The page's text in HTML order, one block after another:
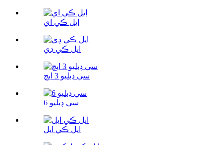
ايل ڪي اي
ايل ڪي ڊي
سي ڊبليو 3 ايڇ
سي ڊبليو 6
ايل ڪي ايل